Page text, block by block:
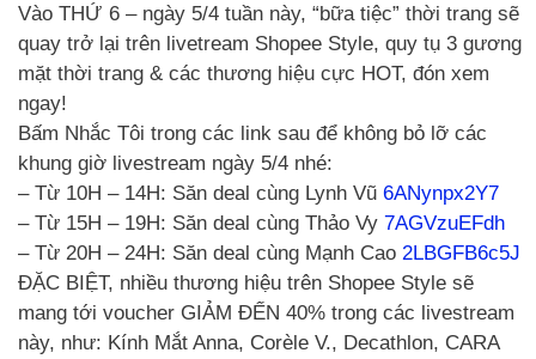
Vào THỨ 6 – ngày 5/4 tuần này, “bữa tiệc” thời trang sẽ
quay trở lại trên livetream Shopee Style, quy tụ 3 gương
mặt thời trang & các thương hiệu cực HOT, đón xem
ngay!
Bấm Nhắc Tôi trong các link sau để không bỏ lỡ các
khung giờ livestream ngày 5/4 nhé:
– Từ 10H – 14H: Săn deal cùng Lynh Vũ 6ANynpx2Y7
– Từ 15H – 19H: Săn deal cùng Thảo Vy 7AGVzuEFdh
– Từ 20H – 24H: Săn deal cùng Mạnh Cao 2LBGFB6c5J
ĐẶC BIỆT, nhiều thương hiệu trên Shopee Style sẽ
mang tới voucher GIẢM ĐẾN 40% trong các livestream
này, như: Kính Mắt Anna, Corèle V., Decathlon, CARA